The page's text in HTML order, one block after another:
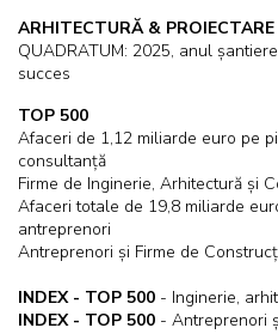
ARHITECTURĂ & PROIECTARE
QUADRATUM: 2025, anul
succes
TOP 500
Afaceri de 1,12 miliarde euro pe
consultanță
Firme de Inginerie, Arhitectură și
Afaceri totale de 19,8 miliarde
antreprenori
Antreprenori și Firme de
INDEX - TOP 500 - Inginerie,
INDEX - TOP 500 - Antreprenori